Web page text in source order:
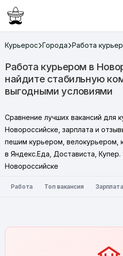
Курьерос Города Работа
Работа курьером в
найдите стабильную
выгодными условиями
Сравнение лучших вакансий для
Новороссийске, зарплата и
пешим курьером, велокурьером,
в Яндекс.Еда, Достависта, Купер.
Новороссийске
Работа Топ вакансия Зарплата